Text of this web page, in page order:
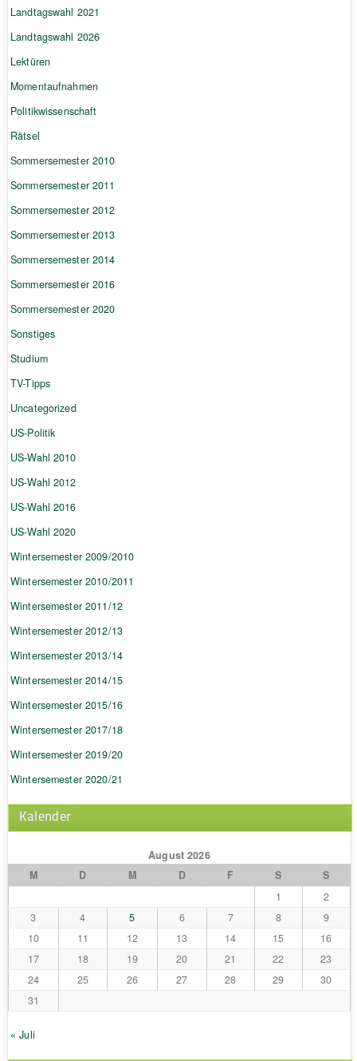
Landtagswahl 2021
Landtagswahl 2026
Lektüren
Momentaufnahmen
Politikwissenschaft
Rätsel
Sommersemester 2010
Sommersemester 2011
Sommersemester 2012
Sommersemester 2013
Sommersemester 2014
Sommersemester 2016
Sommersemester 2020
Sonstiges
Studium
TV-Tipps
Uncategorized
US-Politik
US-Wahl 2010
US-Wahl 2012
US-Wahl 2016
US-Wahl 2020
Wintersemester 2009/2010
Wintersemester 2010/2011
Wintersemester 2011/12
Wintersemester 2012/13
Wintersemester 2013/14
Wintersemester 2014/15
Wintersemester 2015/16
Wintersemester 2017/18
Wintersemester 2019/20
Wintersemester 2020/21
Kalender
August 2026
M
D M D F S
S
1
2
3
4 5 6 7 8
9
10
11 12 13 14 15
16
17
18 19 20 21 22
23
24
25 26 27 28 29
30
31
« Juli